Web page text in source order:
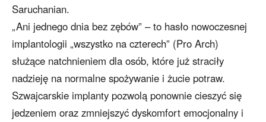
Saruchanian.
„Ani jednego dnia bez zębów” – to hasło nowoczesnej
implantologii „wszystko na czterech” (Pro Arch)
służące natchnieniem dla osób, które już straciły
nadzieję na normalne spożywanie i żucie potraw.
Szwajcarskie implanty pozwolą ponownie cieszyć się
jedzeniem oraz zmniejszyć dyskomfort emocjonalny i